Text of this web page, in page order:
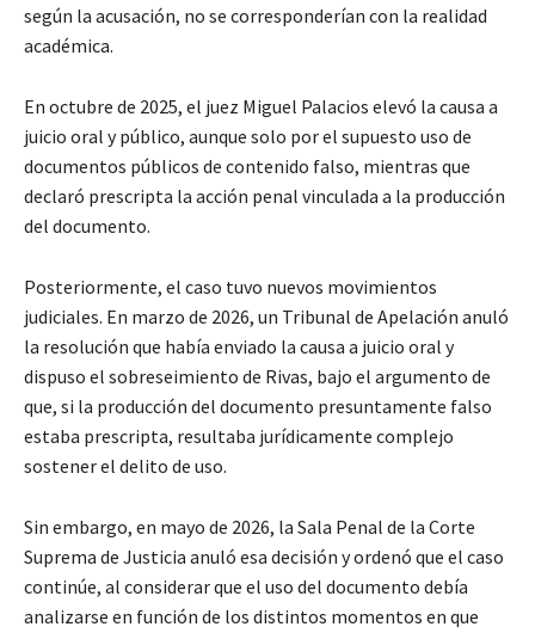
según la acusación, no se corresponderían con la realidad
académica.
En octubre de 2025, el juez Miguel Palacios elevó la causa a
juicio oral y público, aunque solo por el supuesto uso de
documentos públicos de contenido falso, mientras que
declaró prescripta la acción penal vinculada a la producción
del documento.
Posteriormente, el caso tuvo nuevos movimientos
judiciales. En marzo de 2026, un Tribunal de Apelación anuló
la resolución que había enviado la causa a juicio oral y
dispuso el sobreseimiento de Rivas, bajo el argumento de
que, si la producción del documento presuntamente falso
estaba prescripta, resultaba jurídicamente complejo
sostener el delito de uso.
Sin embargo, en mayo de 2026, la Sala Penal de la Corte
Suprema de Justicia anuló esa decisión y ordenó que el caso
continúe, al considerar que el uso del documento debía
analizarse en función de los distintos momentos en que